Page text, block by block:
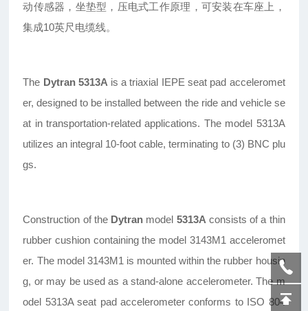
动传感器，坐垫型，压电式工作原理，可安装在车座上，
集成10英尺电缆线。
The Dytran 5313A is a triaxial IEPE seat pad acceleromet
er, designed to be installed between the ride and vehicle se
at in transportation-related applications. The model 5313A
utilizes an integral 10-foot cable, terminating to (3) BNC plu
gs.
Construction of theDytran model 5313A consists of a thin
rubber cushion containing the model 3143M1 acceleromet
er. The model 3143M1 is mounted within the rubber housin
g, or may be used as a stand-alone accelerometer. The m
odel 5313A seat pad accelerometer conforms to ISO 804